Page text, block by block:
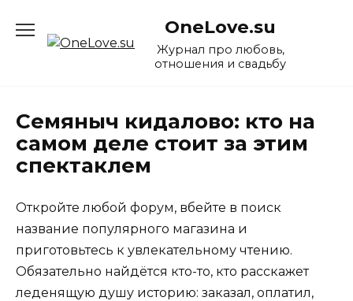
содержанию
OneLove.su
Журнал про любовь,
отношения и свадьбу
Семяныч кидалово: кто на
самом деле стоит за этим
спектаклем
Откройте любой форум, вбейте в поиск
название популярного магазина и
приготовьтесь к увлекательному чтению.
Обязательно найдётся кто-то, кто расскажет
леденящую душу историю: заказал, оплатил,